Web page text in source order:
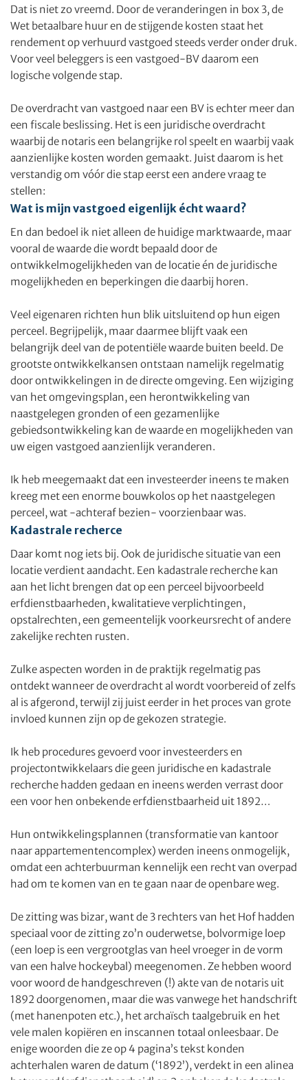
Dat is niet zo vreemd. Door de veranderingen in box 3, de
Wet betaalbare huur en de stijgende kosten staat het
rendement op verhuurd vastgoed steeds verder onder druk.
Voor veel beleggers is een vastgoed-BV daarom een
logische volgende stap.
De overdracht van vastgoed naar een BV is echter meer dan
een fiscale beslissing. Het is een juridische overdracht
waarbij de notaris een belangrijke rol speelt en waarbij vaak
aanzienlijke kosten worden gemaakt. Juist daarom is het
verstandig om vóór die stap eerst een andere vraag te
stellen:
Wat is mijn vastgoed eigenlijk écht waard?
En dan bedoel ik niet alleen de huidige marktwaarde, maar
vooral de waarde die wordt bepaald door de
ontwikkelmogelijkheden van de locatie én de juridische
mogelijkheden en beperkingen die daarbij horen.
Veel eigenaren richten hun blik uitsluitend op hun eigen
perceel. Begrijpelijk, maar daarmee blijft vaak een
belangrijk deel van de potentiële waarde buiten beeld. De
grootste ontwikkelkansen ontstaan namelijk regelmatig
door ontwikkelingen in de directe omgeving. Een wijziging
van het omgevingsplan, een herontwikkeling van
naastgelegen gronden of een gezamenlijke
gebiedsontwikkeling kan de waarde en mogelijkheden van
uw eigen vastgoed aanzienlijk veranderen.
Ik heb meegemaakt dat een investeerder ineens te maken
kreeg met een enorme bouwkolos op het naastgelegen
perceel, wat -achteraf bezien- voorzienbaar was.
Kadastrale recherce
Daar komt nog iets bij. Ook de juridische situatie van een
locatie verdient aandacht. Een kadastrale recherche kan
aan het licht brengen dat op een perceel bijvoorbeeld
erfdienstbaarheden, kwalitatieve verplichtingen,
opstalrechten, een gemeentelijk voorkeursrecht of andere
zakelijke rechten rusten.
Zulke aspecten worden in de praktijk regelmatig pas
ontdekt wanneer de overdracht al wordt voorbereid of zelfs
al is afgerond, terwijl zij juist eerder in het proces van grote
invloed kunnen zijn op de gekozen strategie.
Ik heb procedures gevoerd voor investeerders en
projectontwikkelaars die geen juridische en kadastrale
recherche hadden gedaan en ineens werden verrast door
een voor hen onbekende erfdienstbaarheid uit 1892…
Hun ontwikkelingsplannen (transformatie van kantoor
naar appartementencomplex) werden ineens onmogelijk,
omdat een achterbuurman kennelijk een recht van overpad
had om te komen van en te gaan naar de openbare weg.
De zitting was bizar, want de 3 rechters van het Hof hadden
speciaal voor de zitting zo’n ouderwetse, bolvormige loep
(een loep is een vergrootglas van heel vroeger in de vorm
van een halve hockeybal) meegenomen. Ze hebben woord
voor woord de handgeschreven (!) akte van de notaris uit
1892 doorgenomen, maar die was vanwege het handschrift
(met hanenpoten etc.), het archaïsch taalgebruik en het
vele malen kopiëren en inscannen totaal onleesbaar. De
enige woorden die ze op 4 pagina’s tekst konden
achterhalen waren de datum (‘1892’), verdekt in een alinea